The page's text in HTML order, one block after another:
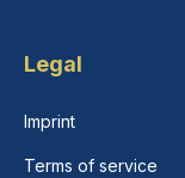
Legal
Imprint
Terms of service